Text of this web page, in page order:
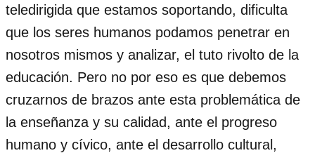
teledirigida que estamos soportando, dificulta
que los seres humanos podamos penetrar en
nosotros mismos y analizar, el tuto rivolto de la
educación. Pero no por eso es que debemos
cruzarnos de brazos ante esta problemática de
la enseñanza y su calidad, ante el progreso
humano y cívico, ante el desarrollo cultural,